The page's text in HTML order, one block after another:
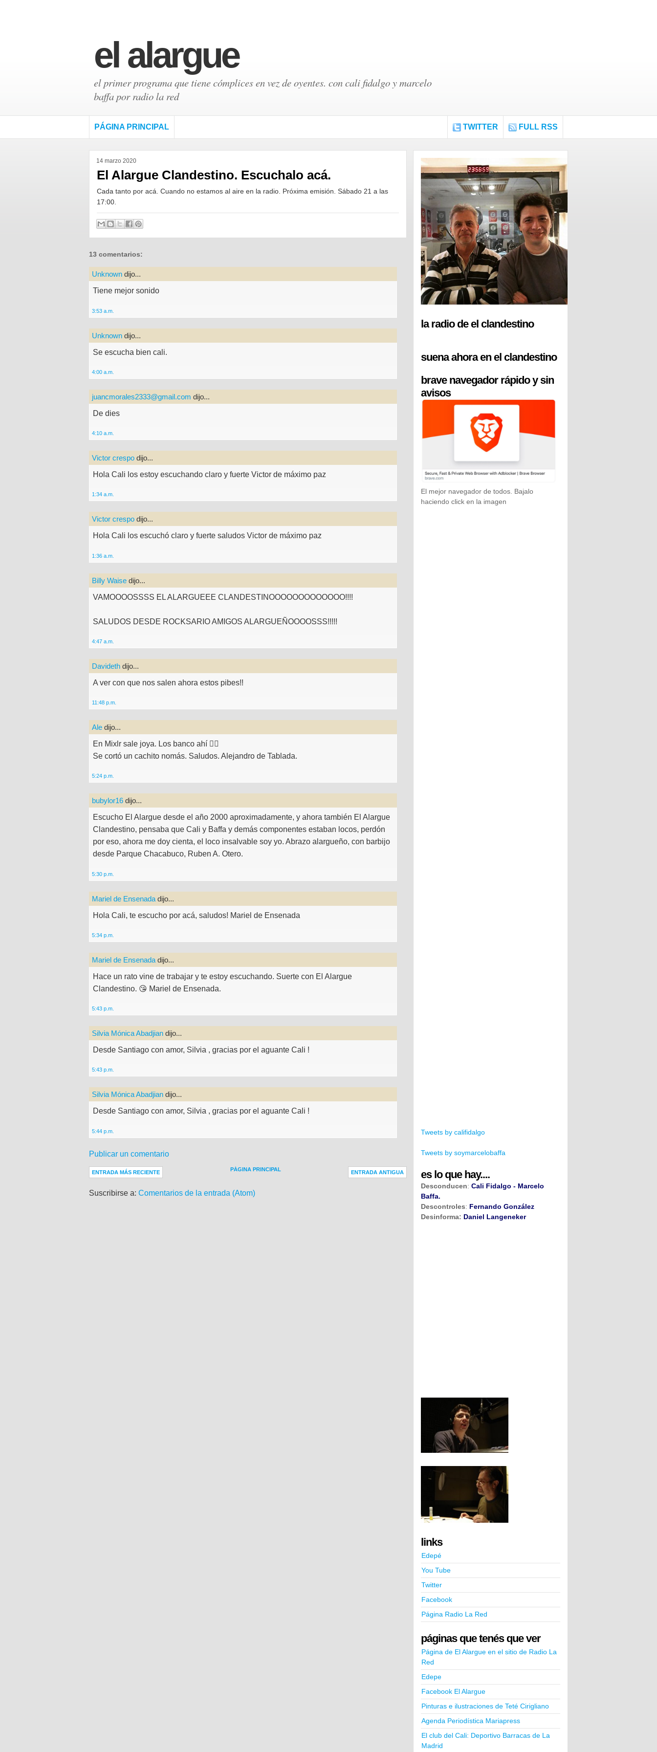
el alargue
el primer programa que tiene cómplices en vez de oyentes. con cali fidalgo y marcelo
baffa por radio la red
PÁGINA PRINCIPAL TWITTER FULL RSS
14 marzo 2020
El Alargue Clandestino. Escuchalo acá.
Cada tanto por acá. Cuando no estamos al aire en la radio. Próxima emisión. Sábado 21 a las
17:00.
13 comentarios:
Unknown dijo...
Tiene mejor sonido
3:53 a.m.
Unknown dijo...
Se escucha bien cali.
4:00 a.m.
juancmorales2333@gmail.com dijo...
De dies
4:10 a.m.
Victor crespo dijo...
Hola Cali los estoy escuchando claro y fuerte Victor de máximo paz
1:34 a.m.
Victor crespo dijo...
Hola Cali los escuchó claro y fuerte saludos Victor de máximo paz
1:36 a.m.
Billy Waise dijo...
VAMOOOOSSSS EL ALARGUEEE CLANDESTINOOOOOOOOOOOOO!!!!
SALUDOS DESDE ROCKSARIO AMIGOS ALARGUEÑOOOOSSS!!!!!
4:47 a.m.
Davideth dijo...
A ver con que nos salen ahora estos pibes!!
11:48 p.m.
Ale dijo...
En Mixlr sale joya. Los banco ahí 👍🏻
Se cortó un cachito nomás. Saludos. Alejandro de Tablada.
5:24 p.m.
bubylor16 dijo...
Escucho El Alargue desde el año 2000 aproximadamente, y ahora también El Alargue
Clandestino, pensaba que Cali y Baffa y demás componentes estaban locos, perdón
por eso, ahora me doy cienta, el loco insalvable soy yo. Abrazo alargueño, con barbijo
desde Parque Chacabuco, Ruben A. Otero.
5:30 p.m.
Mariel de Ensenada dijo...
Hola Cali, te escucho por acá, saludos! Mariel de Ensenada
5:34 p.m.
Mariel de Ensenada dijo...
Hace un rato vine de trabajar y te estoy escuchando. Suerte con El Alargue
Clandestino. 😘 Mariel de Ensenada.
5:43 p.m.
Silvia Mónica Abadjian dijo...
Desde Santiago con amor, Silvia , gracias por el aguante Cali !
5:43 p.m.
Silvia Mónica Abadjian dijo...
Desde Santiago con amor, Silvia , gracias por el aguante Cali !
5:44 p.m.
Publicar un comentario
ENTRADA MÁS RECIENTE ENTRADA ANTIGUA
PÁGINA PRINCIPAL
Suscribirse a: Comentarios de la entrada (Atom)
la radio de el clandestino
suena ahora en el clandestino
brave navegador rápido y sin
avisos
El mejor navegador de todos. Bajalo
haciendo click en la imagen
Tweets by califidalgo
Tweets by soymarcelobaffa
es lo que hay....
Desconducen: Cali Fidalgo - Marcelo
Baffa.
Descontroles: Fernando González
Desinforma: Daniel Langeneker
links
Edepé
You Tube
Twitter
Facebook
Página Radio La Red
páginas que tenés que ver
Página de El Alargue en el sitio de Radio La
Red
Edepe
Facebook El Alargue
Pinturas e ilustraciones de Teté Cirigliano
Agenda Periodística Mariapress
El club del Cali: Deportivo Barracas de La
Madrid